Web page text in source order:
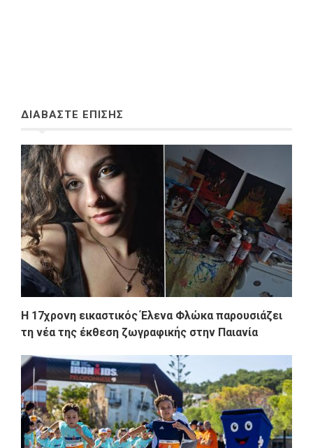
ΔΙΑΒΑΣΤΕ ΕΠΙΣΗΣ
Η 17χρονη εικαστικός Έλενα Φλώκα παρουσιάζει
τη νέα της έκθεση ζωγραφικής στην Παιανία